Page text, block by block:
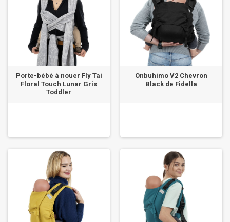
Porte-bébé à nouer Fly Tai
Floral Touch Lunar Gris
Toddler
Onbuhimo V2 Chevron
Black de Fidella